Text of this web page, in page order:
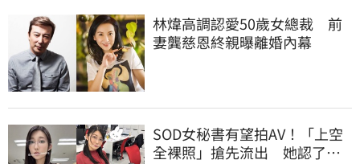
林煒高調認愛50歲女總裁 前
妻龔慈恩終親曝離婚內幕
SOD女秘書有望拍AV！「上空
全裸照」搶先流出 她認了：